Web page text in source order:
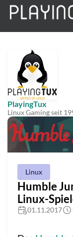
PlayingTux
Linux Gaming seit
Linux
Humble
Linux-
01.11.2017